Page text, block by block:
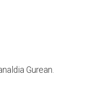
Gurean.